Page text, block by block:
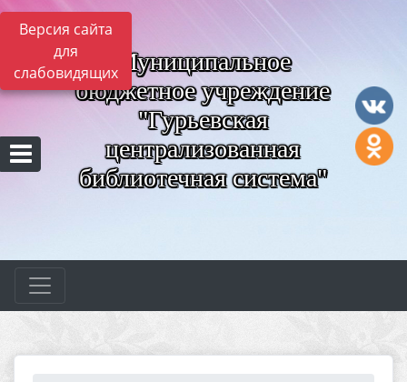
Версия сайта
для
слабовидящих Муниципальное
бюджетное учреждение
"Гурьевская
централизованная
библиотечная система"